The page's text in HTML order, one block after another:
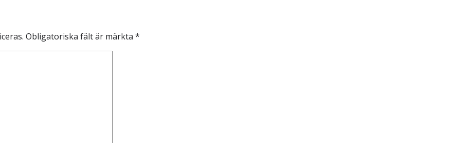
Obligatoriska fält är märkta *